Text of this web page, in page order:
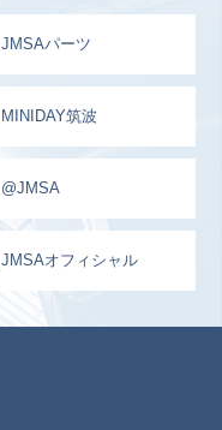
JMSAパーツ
MINIDAY筑波
@JMSA
JMSAオフィシャル